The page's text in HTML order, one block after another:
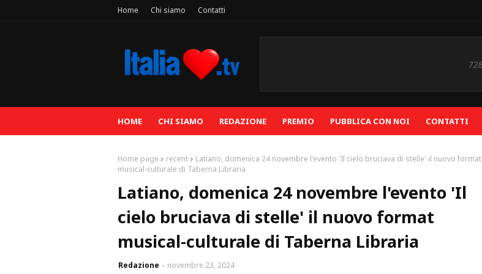
Home Chi siamo Contatti
HOME CHI SIAMO REDAZIONE PREMIO PUBBLICA CON NOI CONTATTI
Home page recent
Latiano, domenica 24 novembre l'evento 'Il cielo bruciava di stelle' il nuovo format
musical-culturale di Taberna Libraria
Latiano, domenica 24 novembre l'evento 'Il
cielo bruciava di stelle' il nuovo format
musical-culturale di Taberna Libraria
Redazione novembre 23, 2024